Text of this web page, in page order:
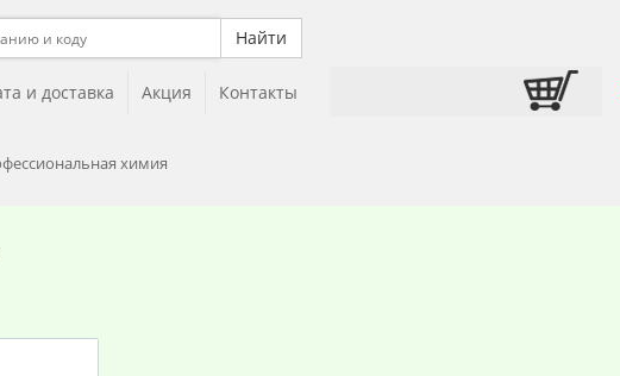
и доставка Акция Контакты
химия